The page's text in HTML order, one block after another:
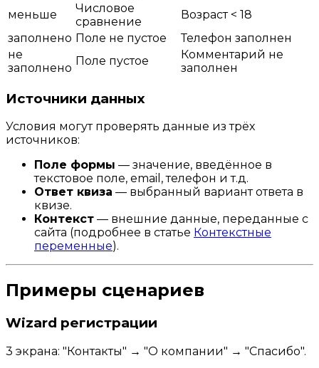
меньше
Числовое
сравнение
Возраст < 18
заполнено Поле не пустое
Телефон заполнен
не
заполнено
Поле пустое
Комментарий не
заполнен
Источники данных
Условия могут проверять данные из трёх
источников:
Поле формы — значение, введённое в
текстовое поле, email, телефон и т.д.
Ответ квиза — выбранный вариант ответа в
квизе.
Контекст — внешние данные, переданные с
сайта (подробнее в статье Контекстные
переменные).
Примеры сценариев
Wizard регистрации
3 экрана: "Контакты" → "О компании" → "Спасибо".